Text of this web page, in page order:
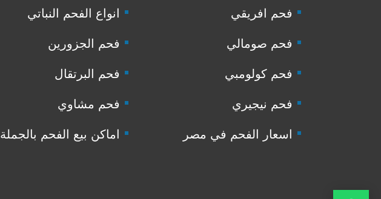
فحم افريقي
فحم صومالي
فحم كولومبي
فحم نيجيري
اسعار الفحم في مصر
انواع الفحم النباتي
فحم الجزورين
فحم البرتقال
فحم مشاوي
اماكن بيع الفحم بالجملة